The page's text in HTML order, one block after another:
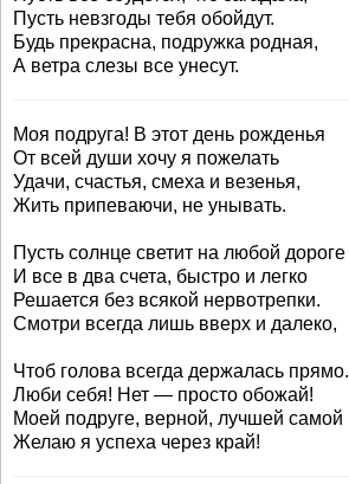
Пусть невзгоды тебя обойдут.
Будь прекрасна, подружка родная,
А ветра слезы все унесут.
Моя подруга! В этот день рожденья
От всей души хочу я пожелать
Удачи, счастья, смеха и везенья,
Жить припеваючи, не унывать.
Пусть солнце светит на любой дороге
И все в два счета, быстро и легко
Решается без всякой нервотрепки.
Смотри всегда лишь вверх и далеко,
Чтоб голова всегда держалась прямо.
Люби себя! Нет — просто обожай!
Моей подруге, верной, лучшей самой
Желаю я успеха через край!